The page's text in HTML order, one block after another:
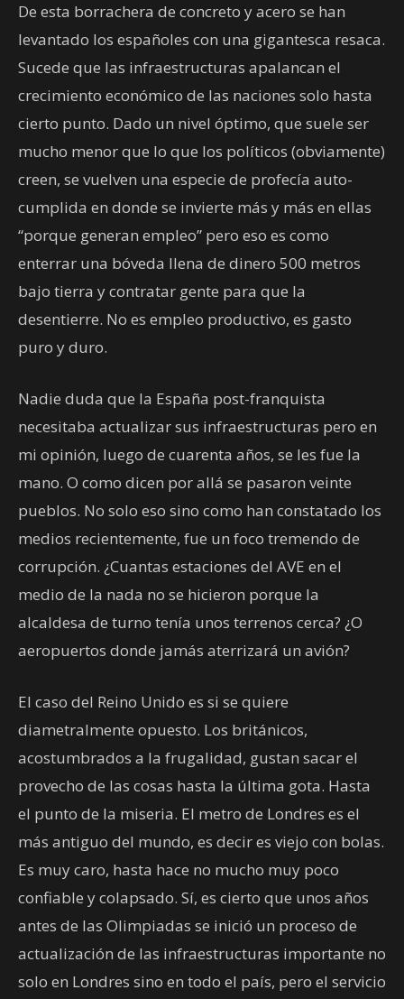
De esta borrachera de concreto y acero se han
levantado los españoles con una gigantesca resaca.
Sucede que las infraestructuras apalancan el
crecimiento económico de las naciones solo hasta
cierto punto. Dado un nivel óptimo, que suele ser
mucho menor que lo que los políticos (obviamente)
creen, se vuelven una especie de profecía auto-
cumplida en donde se invierte más y más en ellas
“porque generan empleo” pero eso es como
enterrar una bóveda llena de dinero 500 metros
bajo tierra y contratar gente para que la
desentierre. No es empleo productivo, es gasto
puro y duro.
Nadie duda que la España post-franquista
necesitaba actualizar sus infraestructuras pero en
mi opinión, luego de cuarenta años, se les fue la
mano. O como dicen por allá se pasaron veinte
pueblos. No solo eso sino como han constatado los
medios recientemente, fue un foco tremendo de
corrupción. ¿Cuantas estaciones del AVE en el
medio de la nada no se hicieron porque la
alcaldesa de turno tenía unos terrenos cerca? ¿O
aeropuertos donde jamás aterrizará un avión?
El caso del Reino Unido es si se quiere
diametralmente opuesto. Los británicos,
acostumbrados a la frugalidad, gustan sacar el
provecho de las cosas hasta la última gota. Hasta
el punto de la miseria. El metro de Londres es el
más antiguo del mundo, es decir es viejo con bolas.
Es muy caro, hasta hace no mucho muy poco
confiable y colapsado. Sí, es cierto que unos años
antes de las Olimpiadas se inició un proceso de
actualización de las infraestructuras importante no
solo en Londres sino en todo el país, pero el servicio